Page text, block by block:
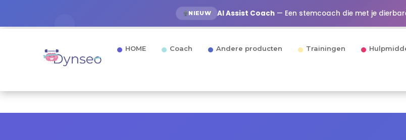
NIEUW AI Assist Coach — Een stemcoach die met je
HOME Coach Andere producten Trainingen